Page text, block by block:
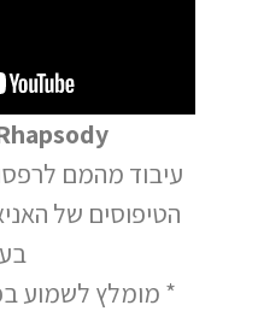
עיבוד מהמם
הטיפוסים של
* מומלץ לשמוע